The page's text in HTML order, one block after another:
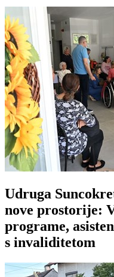
Udruga
nove prostorije:
programe,
s invaliditetom